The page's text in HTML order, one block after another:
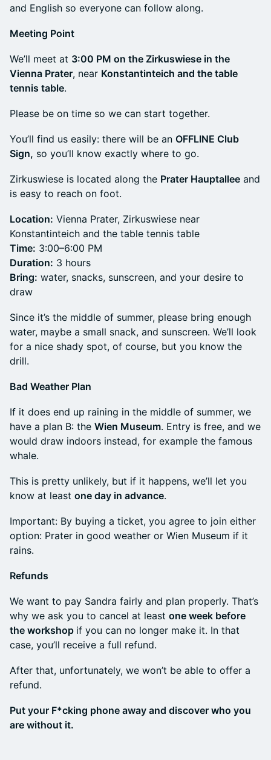
and English so everyone can follow along.
Meeting Point
We’ll meet at 3:00 PM on the Zirkuswiese in the
Vienna Prater, near Konstantinteich and the table
tennis table.
Please be on time so we can start together.
You’ll find us easily: there will be an OFFLINE Club
Sign, so you’ll know exactly where to go.
Zirkuswiese is located along the Prater Hauptallee and
is easy to reach on foot.
Location: Vienna Prater, Zirkuswiese near
Konstantinteich and the table tennis table
Time: 3:00–6:00 PM
Duration: 3 hours
Bring: water, snacks, sunscreen, and your desire to
draw
Since it’s the middle of summer, please bring enough
water, maybe a small snack, and sunscreen. We’ll look
for a nice shady spot, of course, but you know the
drill.
Bad Weather Plan
If it does end up raining in the middle of summer, we
have a plan B: the Wien Museum. Entry is free, and we
would draw indoors instead, for example the famous
whale.
This is pretty unlikely, but if it happens, we’ll let you
know at least one day in advance.
Important: By buying a ticket, you agree to join either
option: Prater in good weather or Wien Museum if it
rains.
Refunds
We want to pay Sandra fairly and plan properly. That’s
why we ask you to cancel at least one week before
the workshop if you can no longer make it. In that
case, you’ll receive a full refund.
After that, unfortunately, we won’t be able to offer a
refund.
Put your F*cking phone away and discover who you
are without it.